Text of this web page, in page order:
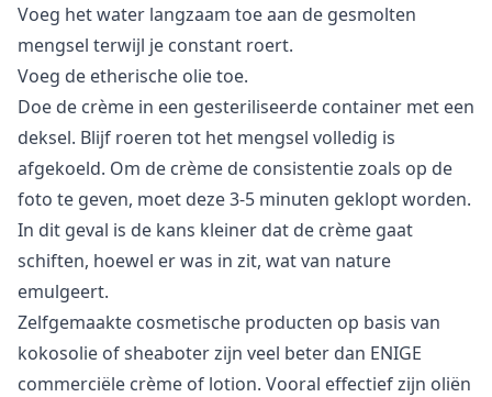
Voeg het water langzaam toe aan de gesmolten
mengsel terwijl je constant roert.
Voeg de etherische olie toe.
Doe de crème in een gesteriliseerde container met een
deksel. Blijf roeren tot het mengsel volledig is
afgekoeld. Om de crème de consistentie zoals op de
foto te geven, moet deze 3-5 minuten geklopt worden.
In dit geval is de kans kleiner dat de crème gaat
schiften, hoewel er was in zit, wat van nature
emulgeert.
Zelfgemaakte cosmetische producten op basis van
kokosolie of sheaboter zijn veel beter dan ENIGE
commerciële crème of lotion. Vooral effectief zijn oliën